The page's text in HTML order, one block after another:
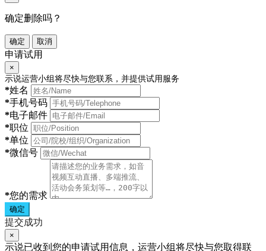
确定删除吗？
确定 取消
申请试用
×
示说运营小组将尽快与您联系，并提供试用服务
*姓名
*手机号码
*电子邮件
*职位
*单位
*微信号
*您的需求
确定
提交成功
×
示说已收到您的申请试用信息，运营小组将尽快与您取得联